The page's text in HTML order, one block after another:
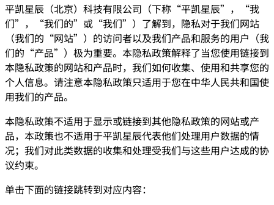
平凯星辰（北京）科技有限公司（下称“平凯星辰”，“我
们”，“我们的”或“我们”）了解到，隐私对于我们网站
（我们的“网站”）的访问者以及我们产品和服务的用户（我
们的“产品”）极为重要。本隐私政策解释了当您使用链接到
本隐私政策的网站和产品时，我们如何收集、使用和共享您的
个人信息。请注意本隐私政策只适用于您在中华人民共和国使
用我们的产品。
本隐私政策不适用于显示或链接到其他隐私政策的网站或产
品，本政策也不适用于平凯星辰代表他们处理用户数据的情
况；我们对此类数据的收集和处理受我们与这些用户达成的协
议约束。
单击下面的链接跳转到对应内容：